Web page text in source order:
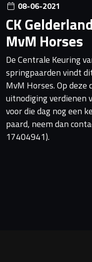
08-06-2021
CK
MvM Horses
De Centrale Keuring
springpaarden vindt
MvM Horses. Op deze
uitnodiging verdienen
voor die dag nog een
paard, neem dan
17404941).